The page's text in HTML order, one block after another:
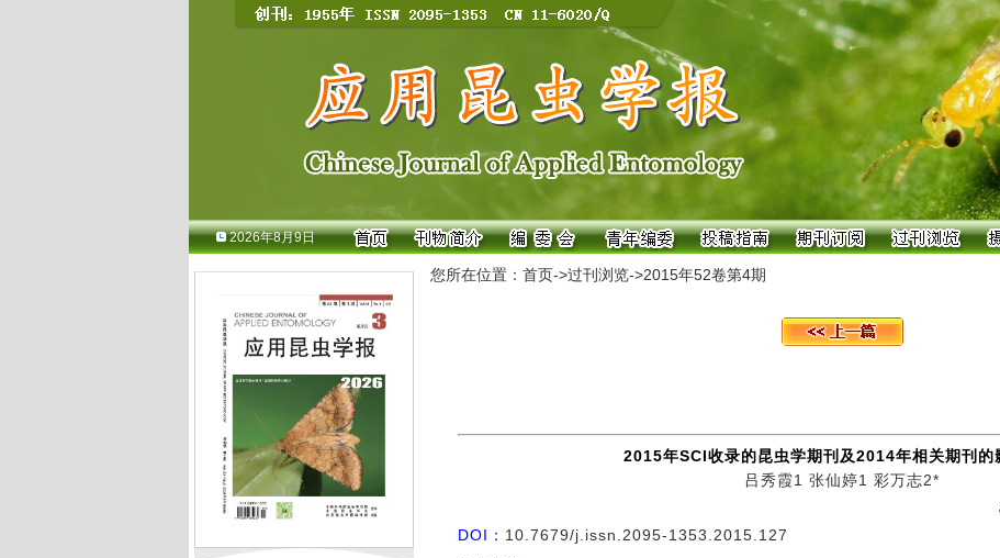
2026年8月9日
您所在位置： 首页->过刊浏览->2015年52卷第4期
2015年SCI收录的昆虫学期刊及2014年相关期刊的
吕秀霞1 张仙婷1 彩万志2*
DOI： 10.7679/j.issn.2095-1353.2015.127